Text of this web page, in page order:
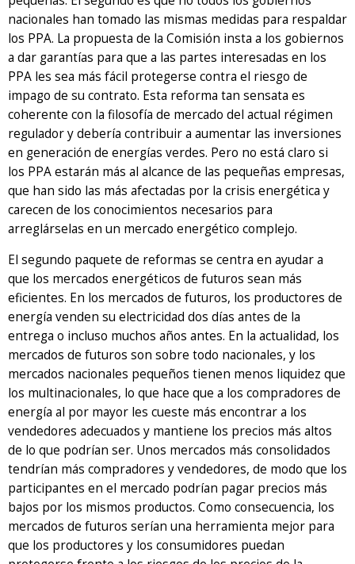
nacionales han tomado las mismas medidas para respaldar
los PPA. La propuesta de la Comisión insta a los gobiernos
a dar garantías para que a las partes interesadas en los
PPA les sea más fácil protegerse contra el riesgo de
impago de su contrato. Esta reforma tan sensata es
coherente con la filosofía de mercado del actual régimen
regulador y debería contribuir a aumentar las inversiones
en generación de energías verdes. Pero no está claro si
los PPA estarán más al alcance de las pequeñas empresas,
que han sido las más afectadas por la crisis energética y
carecen de los conocimientos necesarios para
arreglárselas en un mercado energético complejo.
El segundo paquete de reformas se centra en ayudar a
que los mercados energéticos de futuros sean más
eficientes. En los mercados de futuros, los productores de
energía venden su electricidad dos días antes de la
entrega o incluso muchos años antes. En la actualidad, los
mercados de futuros son sobre todo nacionales, y los
mercados nacionales pequeños tienen menos liquidez que
los multinacionales, lo que hace que a los compradores de
energía al por mayor les cueste más encontrar a los
vendedores adecuados y mantiene los precios más altos
de lo que podrían ser. Unos mercados más consolidados
tendrían más compradores y vendedores, de modo que los
participantes en el mercado podrían pagar precios más
bajos por los mismos productos. Como consecuencia, los
mercados de futuros serían una herramienta mejor para
que los productores y los consumidores puedan